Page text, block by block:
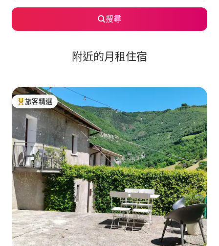
搜尋
附近的月租住宿
旅客精選榜首
旅客精選